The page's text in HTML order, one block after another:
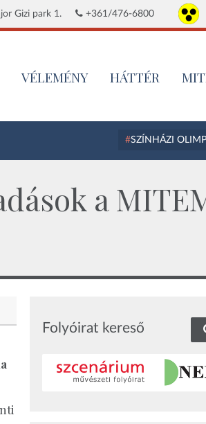
Gizi park 1. +361/476-6800
VÉLEMÉNY HÁTTÉR
SZÍNHÁZI
a
Folyóirat kereső